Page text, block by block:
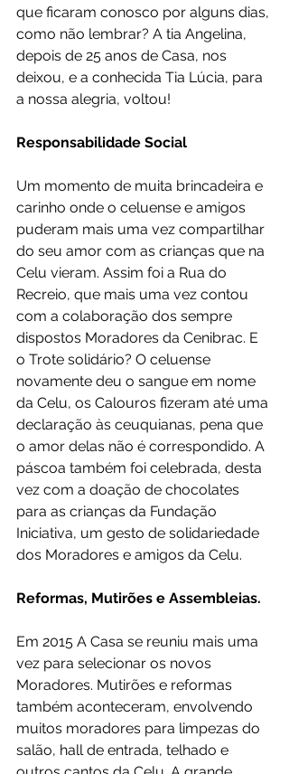
que ficaram conosco por alguns dias,
como não lembrar? A tia Angelina,
depois de 25 anos de Casa, nos
deixou, e a conhecida Tia Lúcia, para
a nossa alegria, voltou!
Responsabilidade Social
Um momento de muita brincadeira e
carinho onde o celuense e amigos
puderam mais uma vez compartilhar
do seu amor com as crianças que na
Celu vieram. Assim foi a Rua do
Recreio, que mais uma vez contou
com a colaboração dos sempre
dispostos Moradores da Cenibrac. E
o Trote solidário? O celuense
novamente deu o sangue em nome
da Celu, os Calouros fizeram até uma
declaração às ceuquianas, pena que
o amor delas não é correspondido. A
páscoa também foi celebrada, desta
vez com a doação de chocolates
para as crianças da Fundação
Iniciativa, um gesto de solidariedade
dos Moradores e amigos da Celu.
Reformas, Mutirões e Assembleias.
Em 2015 A Casa se reuniu mais uma
vez para selecionar os novos
Moradores. Mutirões e reformas
também aconteceram, envolvendo
muitos moradores para limpezas do
salão, hall de entrada, telhado e